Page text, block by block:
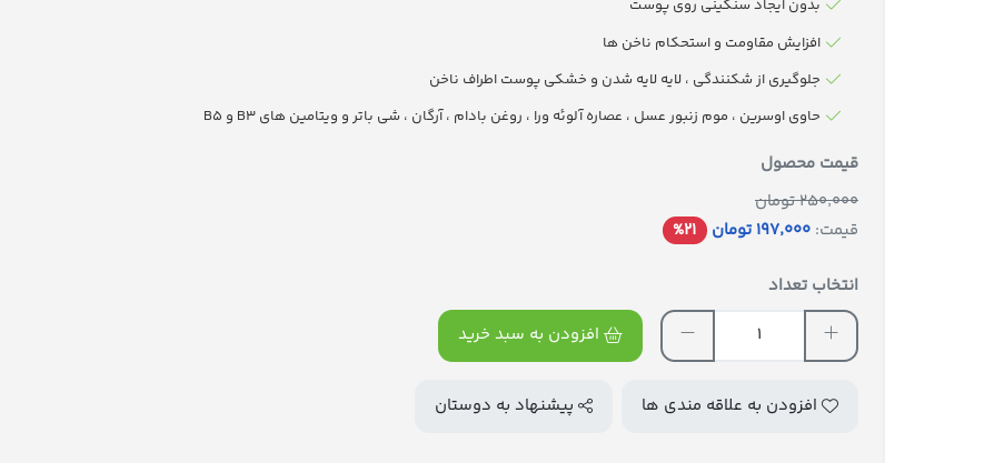
بدون ایجاد سنگینی روی پوست
افزایش مقاومت و استحکام ناخن ها
جلوگیری از شکنندگی ، لایه لایه شدن و خشکی پوست اطراف ناخن
حاوی اوسرین ، موم زنبور عسل ، عصاره آلوئه ورا ، روغن بادام ، آرگان ، شی باتر و ویتامین های B3 و B5
قیمت محصول
250٬000 تومان
قیمت: 197٬000 تومان %21
انتخاب تعداد
افزودن به سبد خرید
افزودن به علاقه مندی ها پیشنهاد به دوستان